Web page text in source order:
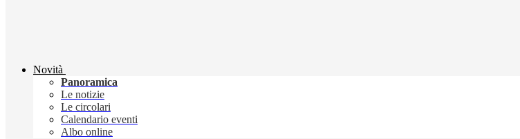
Novità
Panoramica
Le notizie
Le circolari
Calendario eventi
Albo online